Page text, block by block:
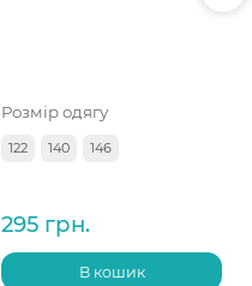
Розмір одягу
122 140 146
295 грн.
В кошик